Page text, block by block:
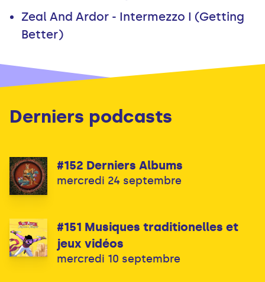
Zeal And Ardor - Intermezzo I (Getting
Better)
Derniers podcasts
#152 Derniers Albums
mercredi 24 septembre
#151 Musiques traditionelles et
jeux vidéos
mercredi 10 septembre